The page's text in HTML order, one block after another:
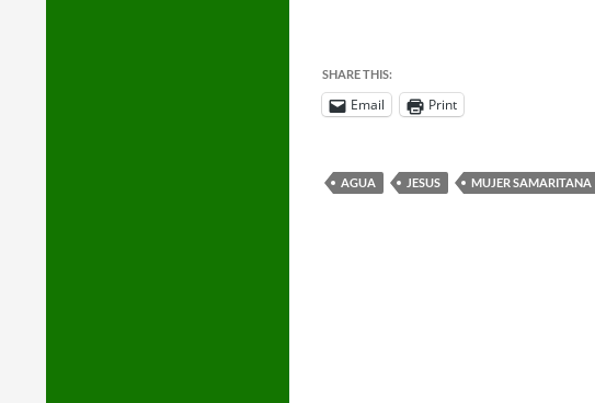
SHARE THIS:
Email Print
AGUA JESUS MUJER SAMARITANA